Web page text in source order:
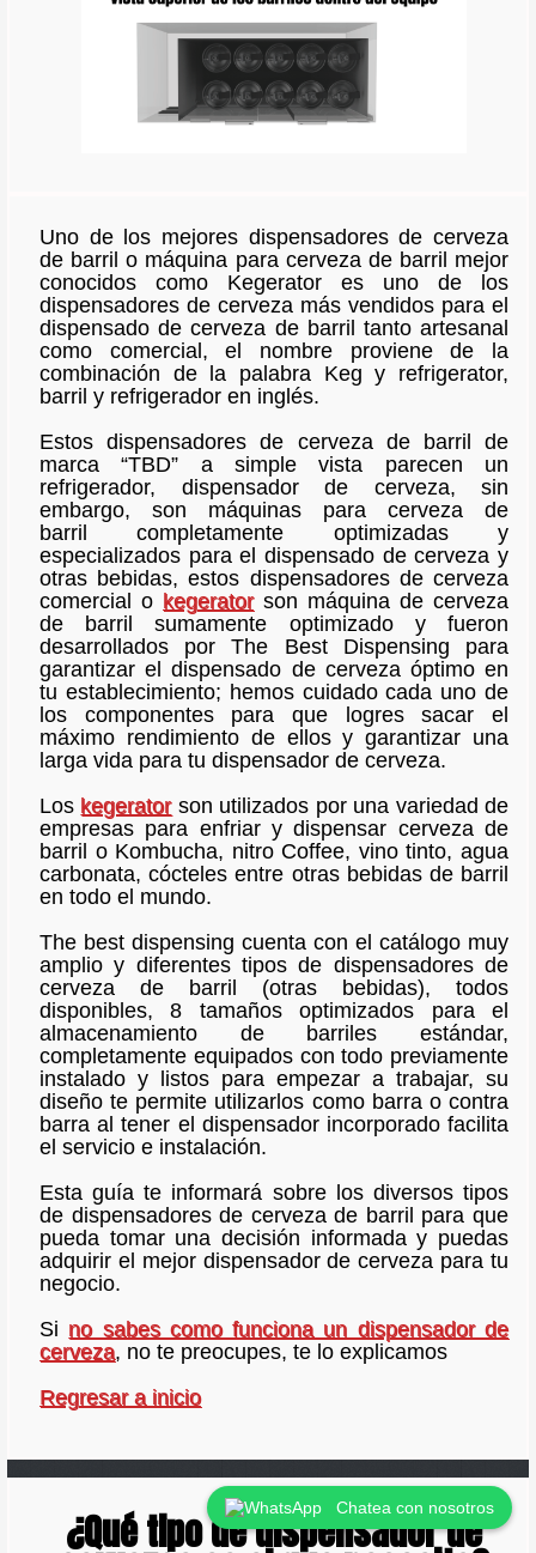
Uno de los mejores dispensadores de cerveza
de barril o máquina para cerveza de barril mejor
conocidos como Kegerator es uno de los
dispensadores de cerveza más vendidos para el
dispensado de cerveza de barril tanto artesanal
como comercial, el nombre proviene de la
combinación de la palabra Keg y refrigerator,
barril y refrigerador en inglés.
Estos dispensadores de cerveza de barril de
marca “TBD” a simple vista parecen un
refrigerador, dispensador de cerveza, sin
embargo, son máquinas para cerveza de
barril completamente optimizadas y
especializados para el dispensado de cerveza y
otras bebidas, estos dispensadores de cerveza
comercial o kegeratorson máquina de cerveza
de barril sumamente optimizado y fueron
desarrollados por The Best Dispensing para
garantizar el dispensado de cerveza óptimo en
tu establecimiento; hemos cuidado cada uno de
los componentes para que logres sacar el
máximo rendimiento de ellos y garantizar una
larga vida para tu dispensador de cerveza.
Los kegeratorson utilizados por una variedad de
empresas para enfriar y dispensar cerveza de
barril o Kombucha, nitro Coffee, vino tinto, agua
carbonata, cócteles entre otras bebidas de barril
en todo el mundo.
The best dispensing cuenta con el catálogo muy
amplio y diferentes tipos de dispensadores de
cerveza de barril (otras bebidas), todos
disponibles, 8 tamaños optimizados para el
almacenamiento de barriles estándar,
completamente equipados con todo previamente
instalado y listos para empezar a trabajar, su
diseño te permite utilizarlos como barra o contra
barra al tener el dispensador incorporado facilita
el servicio e instalación.
Esta guía te informará sobre los diversos tipos
de dispensadores de cerveza de barril para que
pueda tomar una decisión informada y puedas
adquirir el mejor dispensador de cerveza para tu
negocio.
Si no sabes como funciona un dispensador de
cerveza, no te preocupes, te lo explicamos
Regresar a inicio
¿Qué tipo de dispensador de
Chatea con nosotros